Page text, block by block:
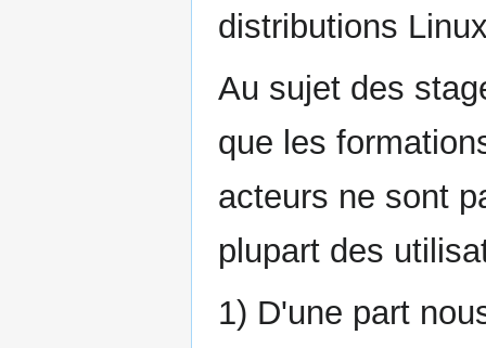
distributions
Au sujet des
que les
acteurs ne sont
plupart des
1) D'une part